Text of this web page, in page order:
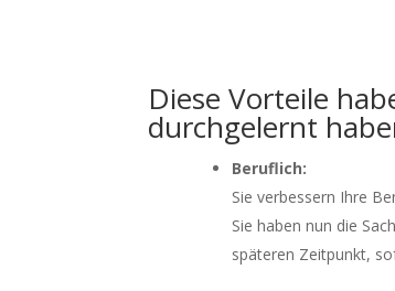
Diese Vorteile
durchgelernt
Beruflich:
Sie verbessern Ihre
Sie haben nun die
späteren Zeitpunkt,